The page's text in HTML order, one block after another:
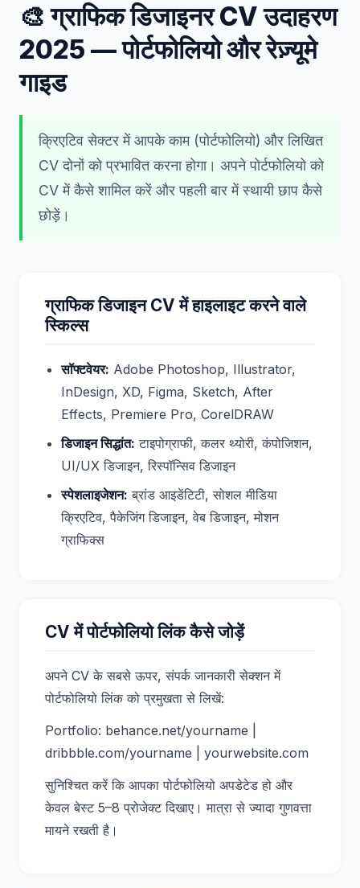
🎨 ग्राफिक डिजाइनर CV उदाहरण
2025 — पोर्टफोलियो और रेज़्यूमे
गाइड
क्रिएटिव सेक्टर में आपके काम (पोर्टफोलियो) और लिखित
CV दोनों को प्रभावित करना होगा। अपने पोर्टफोलियो को
CV में कैसे शामिल करें और पहली बार में स्थायी छाप कैसे
छोड़ें।
ग्राफिक डिजाइन CV में हाइलाइट करने वाले
स्किल्स
सॉफ्टवेयर: Adobe Photoshop, Illustrator,
InDesign, XD, Figma, Sketch, After
Effects, Premiere Pro, CorelDRAW
डिजाइन सिद्धांत: टाइपोग्राफी, कलर थ्योरी, कंपोजिशन,
UI/UX डिजाइन, रिस्पॉन्सिव डिजाइन
स्पेशलाइजेशन: ब्रांड आइडेंटिटी, सोशल मीडिया
क्रिएटिव, पैकेजिंग डिजाइन, वेब डिजाइन, मोशन
ग्राफिक्स
CV में पोर्टफोलियो लिंक कैसे जोड़ें
अपने CV के सबसे ऊपर, संपर्क जानकारी सेक्शन में
पोर्टफोलियो लिंक को प्रमुखता से लिखें:
Portfolio: behance.net/yourname |
dribbble.com/yourname | yourwebsite.com
सुनिश्चित करें कि आपका पोर्टफोलियो अपडेटेड हो और
केवल बेस्ट 5–8 प्रोजेक्ट दिखाए। मात्रा से ज्यादा गुणवत्ता
मायने रखती है।